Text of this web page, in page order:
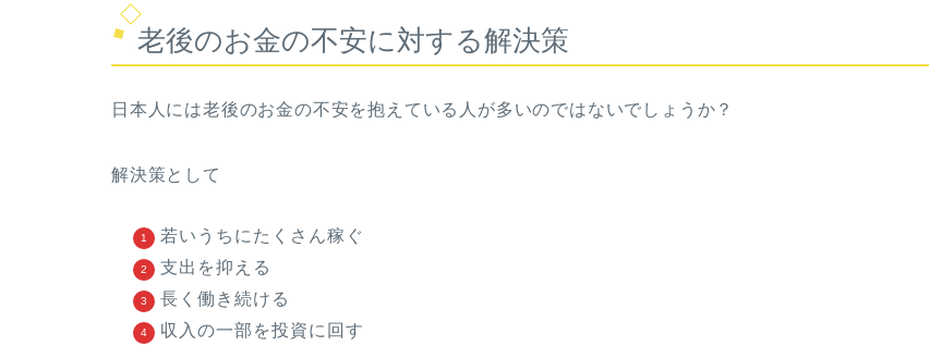
老後のお金の不安に対する解決策
日本人には老後のお金の不安を抱えている人が多いのではないでしょうか？
解決策として
若いうちにたくさん稼ぐ
支出を抑える
長く働き続ける
収入の一部を投資に回す